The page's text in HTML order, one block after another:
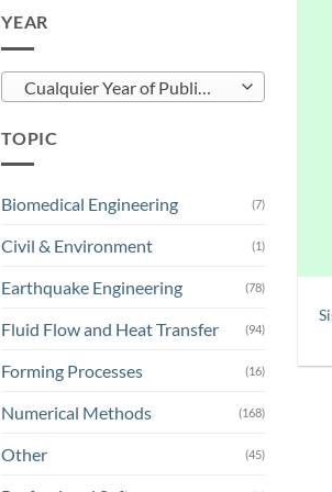
YEAR
Cualquier Year of Publication
TOPIC
Biomedical Engineering (7)
Civil & Environment (1)
Earthquake Engineering (78)
Fluid Flow and Heat Transfer (94)
Forming Processes (16)
Numerical Methods (168)
Other (45)